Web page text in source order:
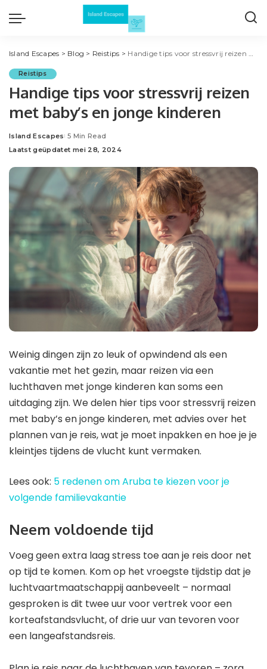
Island Escapes > Blog > Reistips > Handige tips voor stressvrij reizen met baby’s en jonge kinderen
Reistips
Handige tips voor stressvrij reizen
met baby’s en jonge kinderen
Posted
by
Island Escapes 5 Min Read
Laatst geüpdatet mei 28, 2024
Weinig dingen zijn zo leuk of opwindend als een
vakantie met het gezin, maar reizen via een
luchthaven met jonge kinderen kan soms een
uitdaging zijn. We delen hier tips voor stressvrij reizen
met baby’s en jonge kinderen, met advies over het
plannen van je reis, wat je moet inpakken en hoe je je
kleintjes tijdens de vlucht kunt vermaken.
Lees ook: 5 redenen om Aruba te kiezen voor je
volgende familievakantie
Neem voldoende tijd
Voeg geen extra laag stress toe aan je reis door net
op tijd te komen. Kom op het vroegste tijdstip dat je
luchtvaartmaatschappij aanbeveelt – normaal
gesproken is dit twee uur voor vertrek voor een
korteafstandsvlucht, of drie uur van tevoren voor
een langeafstandsreis.